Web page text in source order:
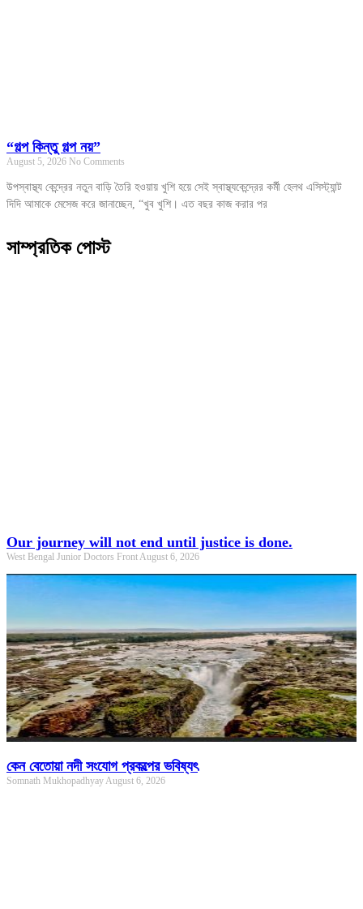
“গল্প কিন্তু গল্প নয়”
August 5, 2026 No Comments
উপস্বাস্থ্য কেন্দ্রের নতুন বাড়ি তৈরি হওয়ায় খুশি হয়ে সেই স্বাস্থ্যকেন্দ্রের কর্মী হেলথ এসিস্ট্যান্ট
দিদি আমাকে মেসেজ করে জানাচ্ছেন, “খুব খুশি। এত বছর কাজ করার পর
সাম্প্রতিক পোস্ট
Our journey will not end until justice is done.
West Bengal Junior Doctors FrontAugust 6, 2026
কেন বেতোয়া নদী সংযোগ প্রকল্পের ভবিষ্যৎ
Somnath MukhopadhyayAugust 6, 2026